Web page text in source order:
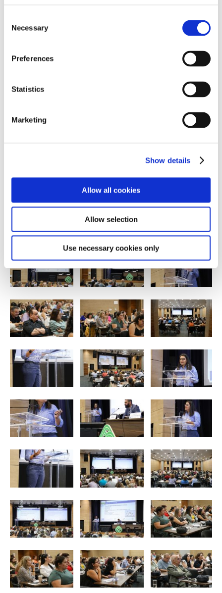
Selection
Necessary
Preferences
Statistics
Marketing
Show details
Allow all cookies
Allow selection
Use necessary cookies only